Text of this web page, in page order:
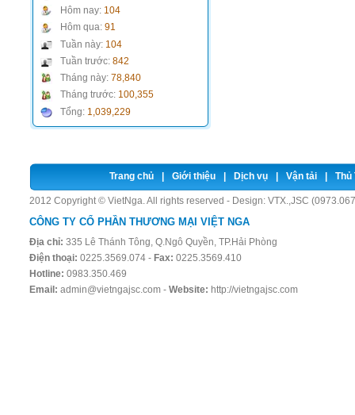
Hôm nay: 104
Hôm qua: 91
Tuần này: 104
Tuần trước: 842
Tháng này: 78,840
Tháng trước: 100,355
Tổng: 1,039,229
Trang chủ Giới thiệu Dịch vụ Vận tải Thủ
2012 Copyright © VietNga. All rights reserved - Design: VTX.,JSC
CÔNG TY CỔ PHẦN THƯƠNG MẠI VIỆT NGA
Địa chỉ: 335 Lê Thánh Tông, Q.Ngô Quyền, TP.Hải Phòng
Điện thoại: 0225.3569.074 - Fax: 0225.3569.410
Hotline: 0983.350.469
Email: admin@vietngajsc.com - Website: http://vietngajsc.com